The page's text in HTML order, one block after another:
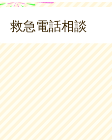
救急電話相談